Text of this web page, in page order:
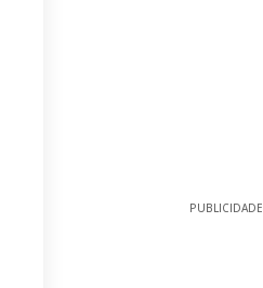
PUBLICIDADE